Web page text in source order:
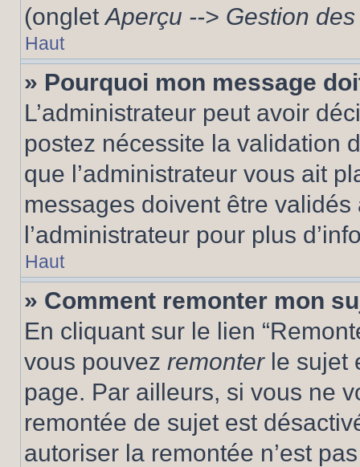
(ongletAperçu --> Gestion
Haut
» Pourquoi mon message
L’administrateur peut avoir
postez nécessite la validation
que l’administrateur vous ait
messages doivent être validés
l’administrateur pour plus
Haut
» Comment remonter mon
En cliquant sur le lien
vous pouvez remonterle sujet
page. Par ailleurs, si vous ne
remontée de sujet est
autoriser la remontée n’est